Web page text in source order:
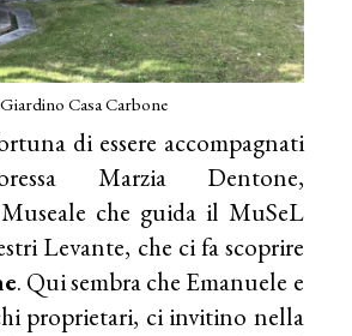
Giardino Casa Carbone
di essere accompagnati
Marzia Dentone,
che guida il MuSeL
Levante, che ci fa scoprire
. Qui sembra che Emanuele e
proprietari, ci invitino nella